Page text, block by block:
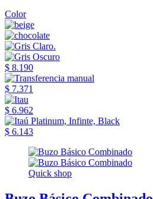
Color
$ 8.190
$ 7.371
$ 6.962
$ 6.143
Quick shop